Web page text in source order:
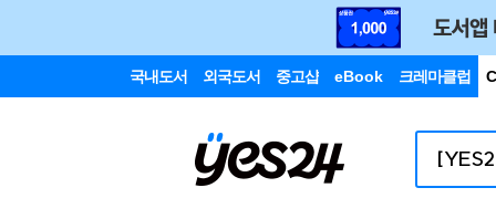
국내도서 외국도서 중고샵 eBook 크레마클럽